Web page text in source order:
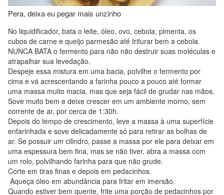
Pera, deixa eu pegar mais unzinho
No liquidificador, bata o leite, óleo, ovo, cebola, pimenta, os
cubos de carne e queijo parmesão até triturar bem a cebola.
NUNCA BATA o fermento para não não destruir suas moléculas e
atrapalhar sua levedação.
Despeje essa mistura em uma bacia, polvilhe o fermento por
cima e vá acrescentando a farinha pouco a pouco até formar
uma massa muito macia, mas que seja fácil de grudar nas mãos.
Sove muito bem e deixe crescer em um ambiente morno, sem
corrente de ar, por cerca de 1:30h.
Depois do tempo de crescimento, leve a massa à uma superfície
enfarinhada e sove delicadamente só para retirar as bolhas de
ar. Se possuir um cilindro, passe a massa por ele para deixar em
uma espessura bem fina, mas se não tiver, abra a massa com
um rolo, polvilhando farinha para que não grude.
Corte em tiras finas e depois em pedacinhos.
Aqueça óleo em abundância para fritar em imersão.
Quando estiver bem quente, frite uma porção de pedacinhos por